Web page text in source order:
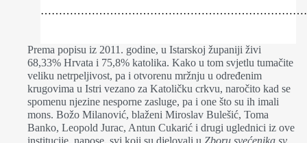
Prema popisu iz 2011. godine, u Istarskoj županiji živi
68,33% Hrvata i 75,8% katolika. Kako u tom svjetlu tumačite
veliku netrpeljivost, pa i otvorenu mržnju u određenim
krugovima u Istri vezano za Katoličku crkvu, naročito kad se
spomenu njezine nesporne zasluge, pa i one što su ih imali
mons. Božo Milanović, blaženi Miroslav Bulešić, Toma
Banko, Leopold Jurac, Antun Cukarić i drugi uglednici iz ove